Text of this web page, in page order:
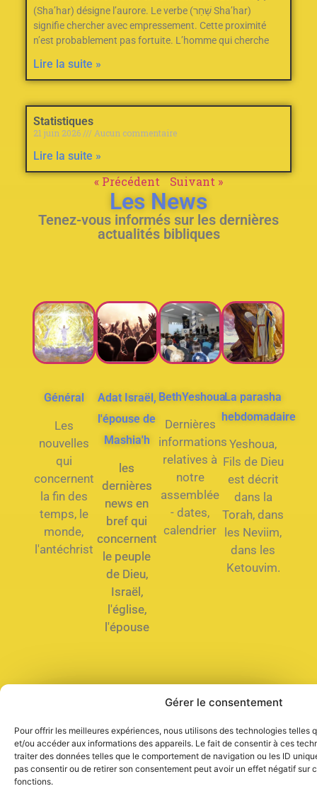
Gérer le consentement
Pour offrir les meilleures expériences, nous utilisons des technologies telles
et/ou accéder aux informations des appareils. Le fait de consentir à ces
traiter des données telles que le comportement de navigation ou les ID
pas consentir ou de retirer son consentement peut avoir un effet négatif sur
fonctions.
(‬Sha’har‭) ‬désigne l’aurore‭.‬ Le verbe‭ ‬שָׁחַר‭ (‬Sha’har‭)
‬signifie chercher avec empressement‭.‬ Cette proximité
n’est probablement pas fortuite‭.‬ L’homme qui cherche
Lire la suite »
Statistiques
21 juin 2026 Aucun commentaire
Lire la suite »
« Précédent Suivant »
Les News
Tenez-vous informés sur les dernières
actualités bibliques
Général
Les
nouvelles
qui
concernent
la fin des
temps, le
monde,
l'antéchrist
Adat Israël,
l'épouse de
Mashia'h
les
dernières
news en
bref qui
concernent
le peuple
de Dieu,
Israël,
l'église,
l'épouse
BethYeshoua
Dernières
informations
relatives à
notre
assemblée
- dates,
calendrier
La parasha
hebdomadaire
Yeshoua,
Fils de Dieu
est décrit
dans la
Torah, dans
les Neviim,
dans les
Ketouvim.
sauvé ?